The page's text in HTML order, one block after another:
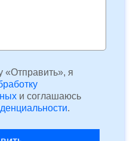
«Отправить», я
и соглашаюсь
.